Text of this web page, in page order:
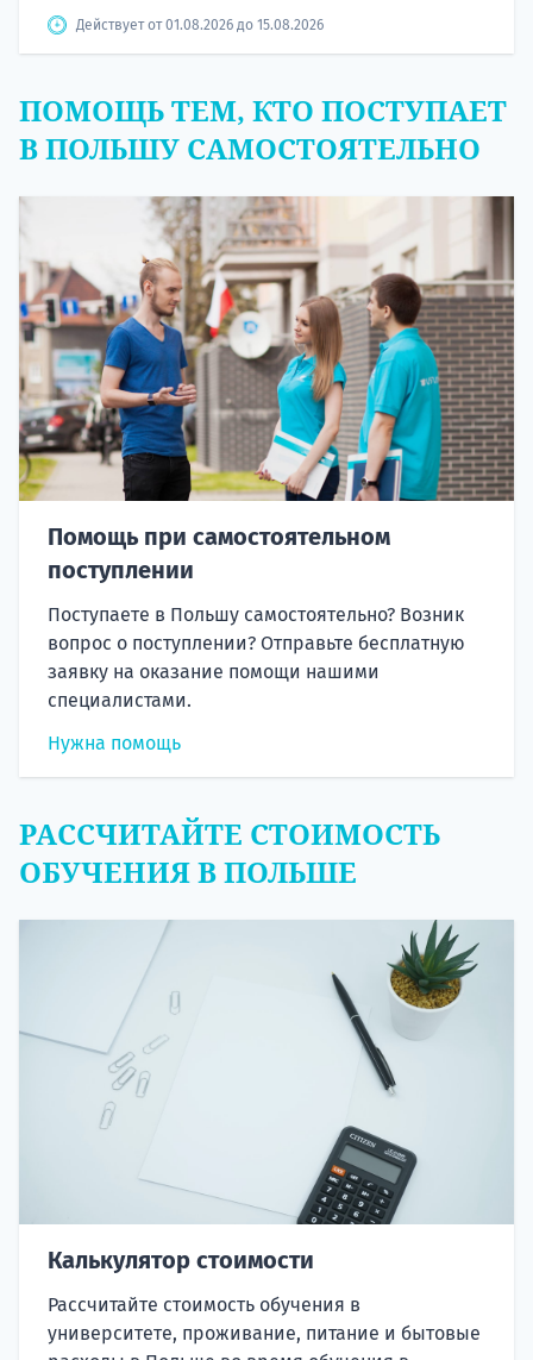
Действует от 01.08.2026 до 15.08.2026
ПОМОЩЬ ТЕМ, КТО ПОСТУПАЕТ
В ПОЛЬШУ САМОСТОЯТЕЛЬНО
Помощь при самостоятельном
поступлении
Поступаете в Польшу самостоятельно? Возник
вопрос о поступлении? Отправьте бесплатную
заявку на оказание помощи нашими
специалистами.
Нужна помощь
РАССЧИТАЙТЕ СТОИМОСТЬ
ОБУЧЕНИЯ В ПОЛЬШЕ
Калькулятор стоимости
Рассчитайте стоимость обучения в
университете, проживание, питание и бытовые